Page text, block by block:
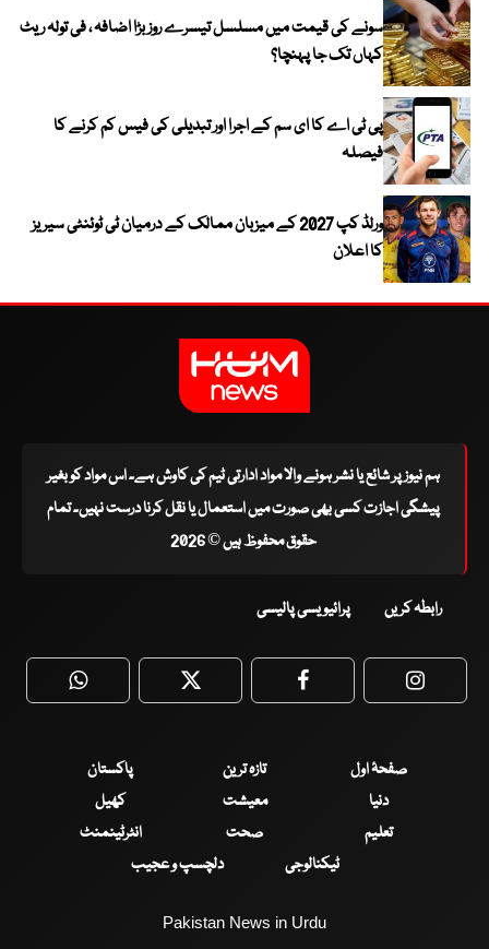
سونے کی قیمت میں مسلسل تیسرے روز بڑا اضافہ ، فی تولہ ریٹ
کہاں تک جا پہنچا؟
پی ٹی اے کا ای سم کے اجرا اور تبدیلی کی فیس کم کرنے کا
فیصلہ
ورلڈ کپ 2027 کے میزبان ممالک کے درمیان ٹی ٹوئنٹی سیریز
کا اعلان
ہم نیوز پر شائع یا نشر ہونے والا مواد ادارتی ٹیم کی کاوش ہے۔ اس مواد کو بغیر
پیشگی اجازت کسی بھی صورت میں استعمال یا نقل کرنا درست نہیں۔ تمام
حقوق محفوظ ہیں © 2026
رابطہ کریں پرائیویسی پالیسی
WhatsApp Twitter Facebook
صفحۂ اول تازہ ترین
پاکستان
دنیا
معیشت
کھیل
تعلیم
صحت
انٹرٹینمنٹ
ٹیکنالوجی
دلچسپ و عجیب
Pakistan News in Urdu